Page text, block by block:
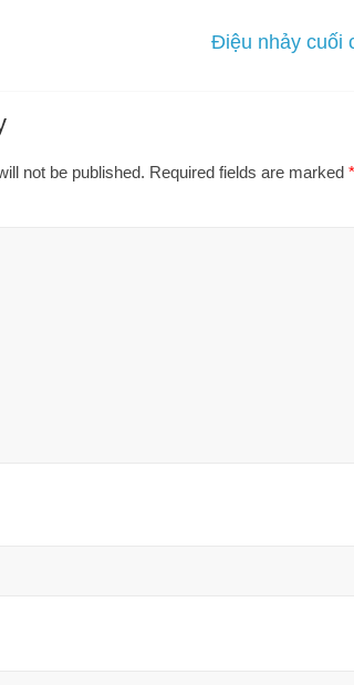
Điệu nhảy cuối
not be published. Required fields are marked *